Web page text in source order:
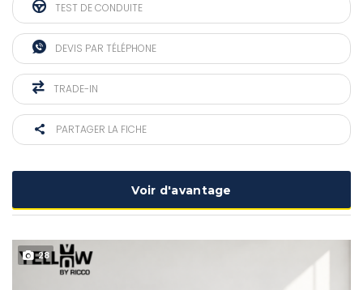
TEST DE CONDUITE
DEVIS PAR TÉLÉPHONE
TRADE-IN
PARTAGER LA FICHE
Voir d'avantage
28